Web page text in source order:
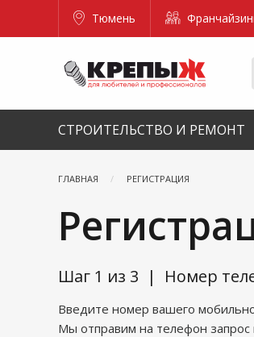
Тюмень
СТРОИТЕЛЬСТВО И РЕМОНТ
ГЛАВНАЯ РЕГИСТРАЦИЯ
Шаг 1 из 3 | Номер
Введите номер вашего
Мы отправим на телефон